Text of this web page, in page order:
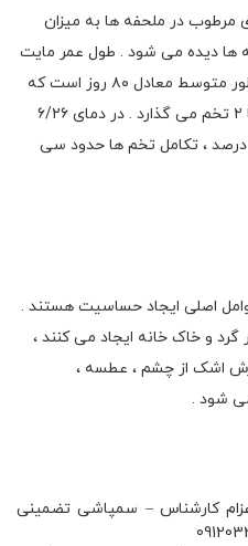
مرطوب در ملحفه ها به میزان
ها دیده می شود . طول عمر مایت
های موجود در گرد و خاک خانه به طور متوسط معادل ۸۰ روز است که
در طی این دوره مایت بالغ روزانه ۱تا ۲ تخم می گذارد . در دمای ۶/۲۶
درجه سانتیگراد و رطوبت نسبی ۷۵ درصد ، تکامل تخم ها حدود سی
اصلی ایجاد حساسیت هستند .
و خاک خانه ایجاد می کنند ،
اشک از چشم ، عطسه ،
شود .
کارشناس – سمپاشی تضمینی